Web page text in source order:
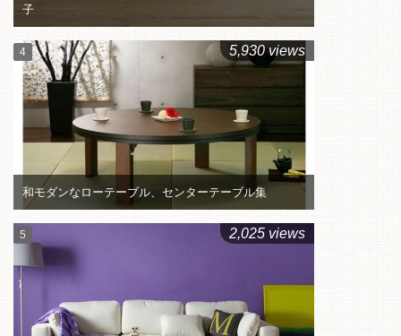
子
和モダンなローテーブル、センターテーブル集
5,930 views
2,025 views